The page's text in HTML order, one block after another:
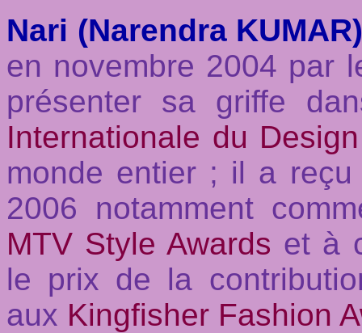
Nari (Narendra
en novembre 2004 par
présenter sa griffe
Internationale du Design
monde entier ; il a
2006 notamment
MTV Style Awards et à
le prix de la
aux Kingfisher Fashion